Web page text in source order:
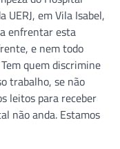
UERJ, em Vila Isabel,
enfrentar esta
e nem todo
quem discrimine
trabalho, se não
leitos para receber
não anda. Estamos